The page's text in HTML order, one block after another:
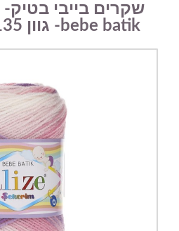
bebe batik- גוון 2135- ורוד סגול